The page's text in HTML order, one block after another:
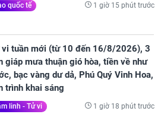
quốc tế 1 giờ 15 phút trước
vi tuần mới (từ 10 đến 16/8/2026), 3
giáp mưa thuận gió hòa, tiền về như
bạc vàng dư dả, Phú Quý Vinh Hoa,
trình khai sáng
linh - Tử vi 1 giờ 18 phút trước